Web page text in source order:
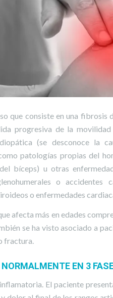
que consiste en una
progresiva de la
(se desconoce la
patologías propias del
bíceps) u otras
o accidentes
o enfermedades
afecta más en edades
se ha visto asociado a
fractura.
NORMALMENTE EN 3
El paciente